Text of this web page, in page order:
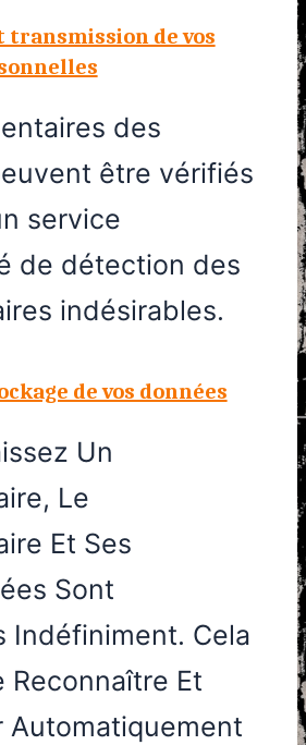
de vos
des
être vérifiés
service
de détection des
indésirables.
de vos données
Un
Le
Et Ses
Sont
Indéfiniment. Cela
Reconnaître Et
Automatiquement